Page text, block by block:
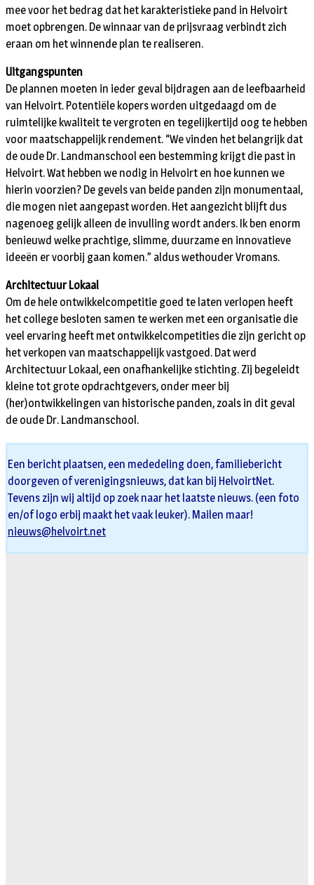
mee voor het bedrag dat het karakteristieke pand in Helvoirt
moet opbrengen. De winnaar van de prijsvraag verbindt zich
eraan om het winnende plan te realiseren.
Uitgangspunten
De plannen moeten in ieder geval bijdragen aan de leefbaarheid
van Helvoirt. Potentiële kopers worden uitgedaagd om de
ruimtelijke kwaliteit te vergroten en tegelijkertijd oog te hebben
voor maatschappelijk rendement. “We vinden het belangrijk dat
de oude Dr. Landmanschool een bestemming krijgt die past in
Helvoirt. Wat hebben we nodig in Helvoirt en hoe kunnen we
hierin voorzien? De gevels van beide panden zijn monumentaal,
die mogen niet aangepast worden. Het aangezicht blijft dus
nagenoeg gelijk alleen de invulling wordt anders. Ik ben enorm
benieuwd welke prachtige, slimme, duurzame en innovatieve
ideeën er voorbij gaan komen.” aldus wethouder Vromans.
Architectuur Lokaal
Om de hele ontwikkelcompetitie goed te laten verlopen heeft
het college besloten samen te werken met een organisatie die
veel ervaring heeft met ontwikkelcompetities die zijn gericht op
het verkopen van maatschappelijk vastgoed. Dat werd
Architectuur Lokaal, een onafhankelijke stichting. Zij begeleidt
kleine tot grote opdrachtgevers, onder meer bij
(her)ontwikkelingen van historische panden, zoals in dit geval
de oude Dr. Landmanschool.
Een bericht plaatsen, een mededeling doen, familiebericht
doorgeven of verenigingsnieuws, dat kan bij HelvoirtNet.
Tevens zijn wij altijd op zoek naar het laatste nieuws. (een foto
en/of logo erbij maakt het vaak leuker). Mailen maar!
nieuws@helvoirt.net